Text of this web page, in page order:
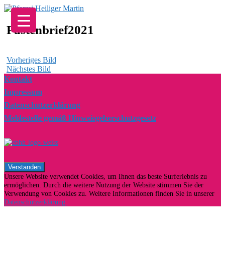
Zum
Inhalt
springen
Fastenbrief2021
Vorheriges Bild
Nächstes Bild
Kontakt
Impressum
Datenschutzerklärung
Meldestelle gemäß Hinweisgeberschutzgesetz
Unsere Website verwendet Cookies, um Ihnen das beste Surferlebnis zu
ermöglichen. Durch die weitere Nutzung der Website stimmen Sie der
Verwendung von Cookies zu. Weitere Informationen finden Sie in unserer
Datenschutzerklärung.